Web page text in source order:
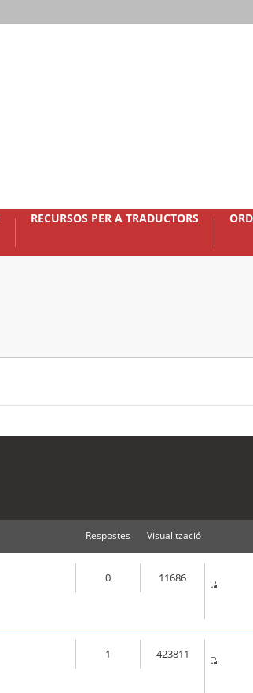
RECURSOS PER A TRADUCTORS
Respostes Visualització
0 11686
1 423811